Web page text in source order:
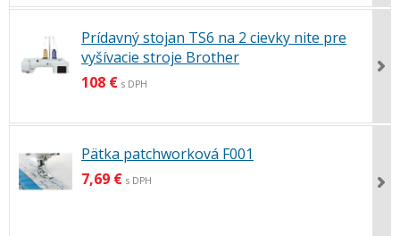
Prídavný stojan TS6 na 2 cievky nite pre
vyšívacie stroje Brother
108 € s DPH
Pätka patchworková F001
7,69 € s DPH